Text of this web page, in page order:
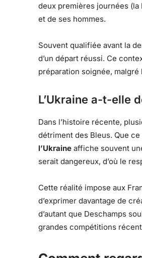
deux premières journées
et de ses hommes.
Souvent qualifiée avant la
d’un départ réussi. Ce
préparation soignée,
L’Ukraine a-t-elle
Dans l’histoire récente,
détriment des Bleus. Que
l’Ukraine affiche souvent
serait dangereux, d’où le
Cette réalité impose aux
d’exprimer davantage de
d’autant que Deschamps
grandes compétitions